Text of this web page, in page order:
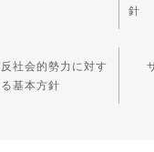
針
反社会的勢力に対す
る基本方針